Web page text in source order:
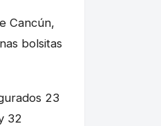
Cancún,
bolsitas
23
32